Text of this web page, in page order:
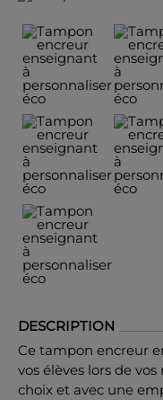
DESCRIPTION
Ce tampon encreur
vos élèves lors de
choix et avec une